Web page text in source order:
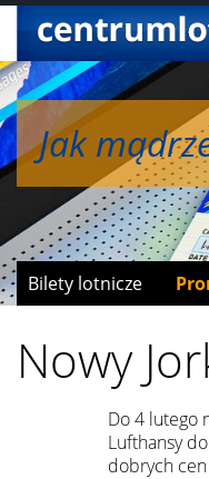
Bilety lotnicze
Jak
Jak
Nowy
Do 4 lutego
Lufthansy
dobrych